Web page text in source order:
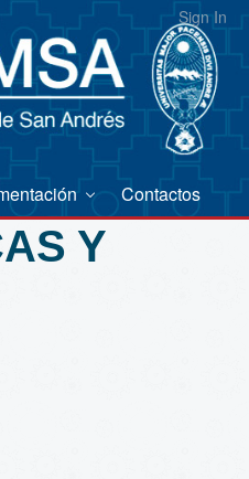
Sign In
Contactos
Y